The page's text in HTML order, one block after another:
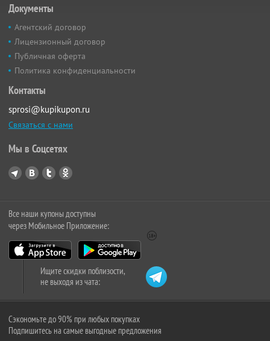
Документы
Агентский договор
Лицензионный договор
Публичная оферта
Политика конфиденциальности
Контакты
sprosi@kupikupon.ru
Связаться с нами
Мы в Соцсетях
Все наши купоны доступны
через Мобильное Приложение:
Ищите скидки поблизости,
не выходя из чата:
Сэкономьте до 90% при любых покупках
Подпишитесь на самые выгодные предложения